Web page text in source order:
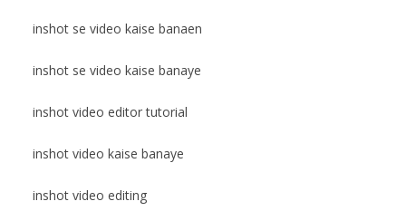
inshot se video kaise banaen
inshot se video kaise banaye
inshot video editor tutorial
inshot video kaise banaye
inshot video editing